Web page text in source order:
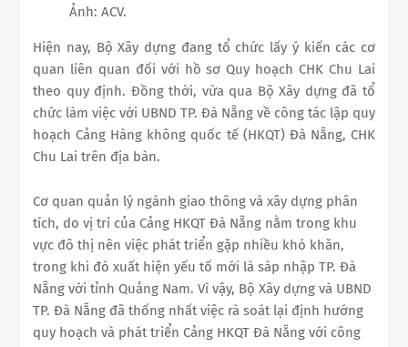
Ảnh: ACV.
Hiện nay, Bộ Xây dựng đang tổ chức lấy ý kiến các cơ
quan liên quan đối với hồ sơ Quy hoạch CHK Chu Lai
theo quy định. Đồng thời, vừa qua Bộ Xây dựng đã tổ
chức làm việc với UBND TP. Đà Nẵng về công tác lập quy
hoạch Cảng Hàng không quốc tế (HKQT) Đà Nẵng, CHK
Chu Lai trên địa bàn.
Cơ quan quản lý ngành giao thông và xây dựng phân
tích, do vị trí của Cảng HKQT Đà Nẵng nằm trong khu
vực đô thị nên việc phát triển gặp nhiều khó khăn,
trong khi đó xuất hiện yếu tố mới là sáp nhập TP. Đà
Nẵng với tỉnh Quảng Nam. Vì vậy, Bộ Xây dựng và UBND
TP. Đà Nẵng đã thống nhất việc rà soát lại định hướng
quy hoạch và phát triển Cảng HKQT Đà Nẵng với công